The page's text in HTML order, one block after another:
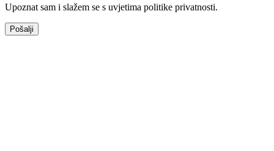
Upoznat sam i slažem se s uvjetima politike privatnosti.
Pošalji